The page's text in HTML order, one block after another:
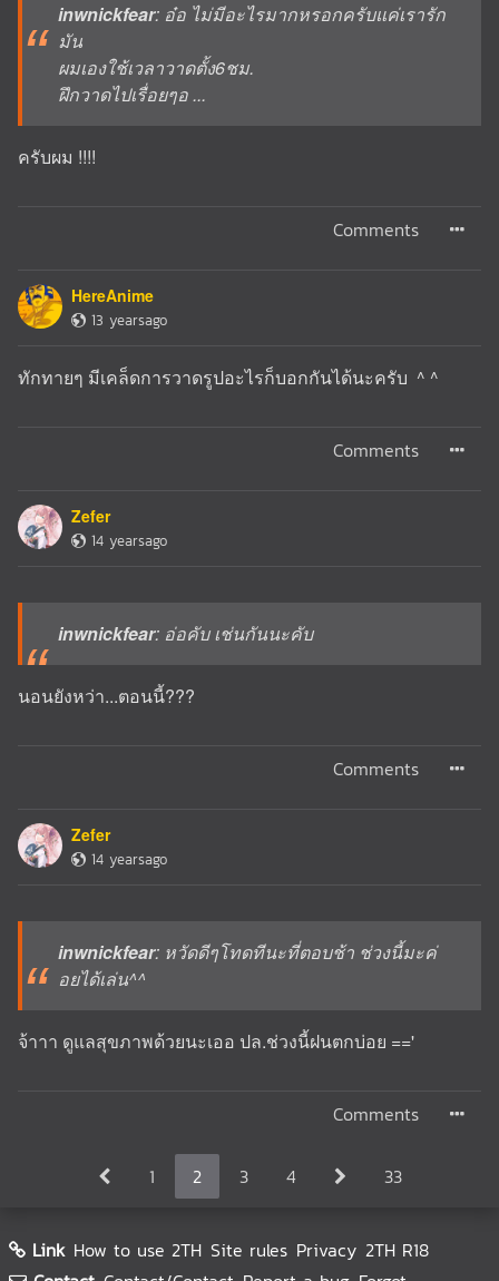
inwnickfear: อ๋อ ไม่มีอะไรมากหรอกครับแค่เรารัก
มัน
ผมเองใช้เวลาวาดตั้ง6ชม.
ฝึกวาดไปเรื่อยๆอ ...
ครับผม !!!!
Comments
HereAnime
13 yearsago
ทักทายๆ มีเคล็ดการวาดรูปอะไรก็บอกกันได้นะครับ ^ ^
Comments
Zefer
14 yearsago
inwnickfear: อ่อคับ เช่นกันนะคับ
นอนยังหว่า...ตอนนี้???
Comments
Zefer
14 yearsago
inwnickfear: หวัดดีๆโทดทีนะที่ตอบช้า ช่วงนี้มะค่
อยได้เล่น^^
จ้าาา ดูแลสุขภาพด้วยนะเออ ปล.ช่วงนี้ฝนตกบ่อย =='
Comments
1 2 3 4 33
Link How to use 2TH Site rules Privacy 2TH R18